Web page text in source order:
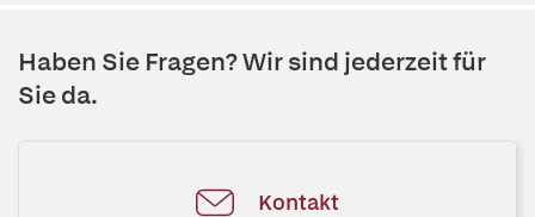
Haben Sie Fragen? Wir sind jederzeit für
Sie da.
Kontakt